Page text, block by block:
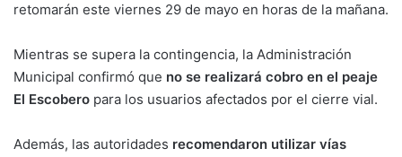
retomarán este viernes 29 de mayo en horas de la mañana.
Mientras se supera la contingencia, la Administración
Municipal confirmó que no se realizará cobro en el peaje
El Escobero para los usuarios afectados por el cierre vial.
Además, las autoridades recomendaron utilizar vías